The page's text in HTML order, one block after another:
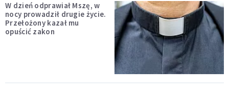
W dzień odprawiał Mszę, w
nocy prowadził drugie życie.
Przełożony kazał mu
opuścić zakon